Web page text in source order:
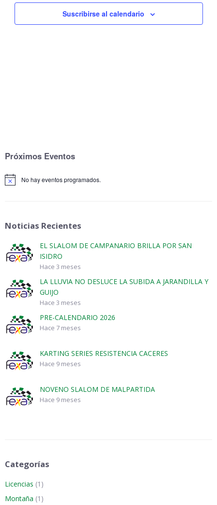
de
Suscribirse al calendario
Próximos Eventos
Aviso No hay eventos programados.
Noticias Recientes
EL SLALOM DE CAMPANARIO BRILLA POR SAN
ISIDRO
Hace 3 meses
LA LLUVIA NO DESLUCE LA SUBIDA A JARANDILLA Y
GUIJO
Hace 3 meses
PRE-CALENDARIO 2026
Hace 7 meses
KARTING SERIES RESISTENCIA CACERES
Hace 9 meses
NOVENO SLALOM DE MALPARTIDA
Hace 9 meses
Categorías
Licencias (1)
Montaña (1)